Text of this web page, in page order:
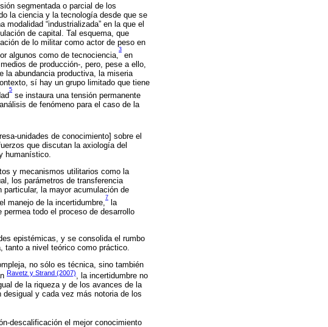
segmentada o parcial de los
la ciencia y la tecnología desde que se
“industrializada” en la que el
de capital. Tal esquema, que
de lo militar como actor de peso en
algunos como de tecnociencia,
3
en
de producción-, pero, pese a ello,
la abundancia productiva, la miseria
sí hay un grupo limitado que tiene
5
se instaura una tensión permanente
de fenómeno para el caso de la
unidades de conocimiento] sobre el
que discutan la axiología del
humanístico.
y mecanismos utilitarios como la
los parámetros de transferencia
la mayor acumulación de
manejo de la incertidumbre,
7
la
todo el proceso de desarrollo
epistémicas, y se consolida el rumbo
a nivel teórico como práctico.
no sólo es técnica, sino también
Ravetz y Strand (2007), la incertidumbre no
de la riqueza y de los avances de la
y cada vez más notoria de los
descalificación el mejor conocimiento